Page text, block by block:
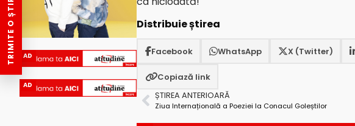
AD
AD
Distribuie știrea
Facebook WhatsApp X (Twitter)
Copiază link
ȘTIREA ANTERIOARĂ
Ziua Internațională a Poeziei la Conacul Goleștilor
TRIMITE O ȘTIRE